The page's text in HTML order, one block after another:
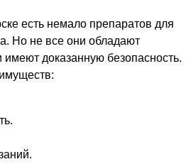
есть немало препаратов для
Но не все они обладают
доказанную безопасность.